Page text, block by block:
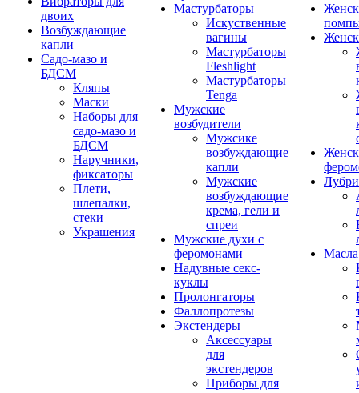
двоих
Возбуждающие
капли
Садо-мазо и
БДСМ
Кляпы
Маски
Наборы для
садо-мазо и
БДСМ
Наручники,
фиксаторы
Плети,
шлепалки,
стеки
Украшения
Мастурбаторы
Искуственные
вагины
Мастурбаторы
Fleshlight
Мастурбаторы
Tenga
Мужские
возбудители
Мужсике
возбуждающие
капли
Мужские
возбуждающие
крема, гели и
спреи
Мужские духи с
феромонами
Надувные секс-
куклы
Пролонгаторы
Фаллопротезы
Экстендеры
Аксессуары
для
экстендеров
Приборы для